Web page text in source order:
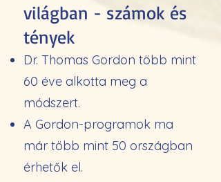
világban - számok és
tények
Dr. Thomas Gordon több mint
60 éve alkotta meg a
módszert.
A Gordon-programok ma
már több mint 50 országban
érhetők el.